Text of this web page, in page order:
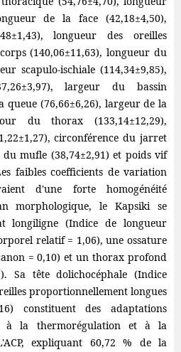
de la face (42,18±4,50),
longueur des oreilles
(140,06±11,63), longueur du
scapulo-ischiale (114,34±9,85),
largeur du bassin
queue (76,66±6,26), largeur de la
du thorax (133,14±12,29),
circonférence du jarret
du mufle (38,74±2,91) et poids vif
faibles coefficients de variation
d'une forte homogénéité
morphologique, le Kapsiki se
longiligne (Indice de longueur
relatif = 1,06), une ossature
= 0,10) et un thorax profond
Sa tête dolichocéphale (Indice
proportionnellement longues
constituent des adaptations
à la thermorégulation et à la
expliquant 60,72 % de la